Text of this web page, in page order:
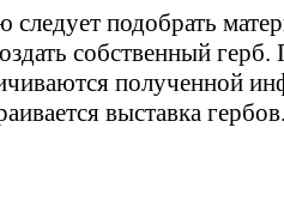
следует подобрать
собственный герб.
полученной
выставка гербов.